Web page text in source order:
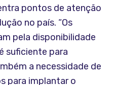
pontos de atenção
no país. “Os
pela disponibilidade
suficiente para
a necessidade de
para implantar o